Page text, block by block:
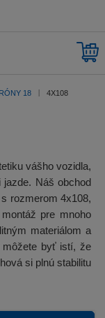
18 4X108
vášho vozidla,
Náš obchod
rozmerom 4x108,
pre mnoho
materiálom a
môžete byť istí, že
si plnú stabilitu